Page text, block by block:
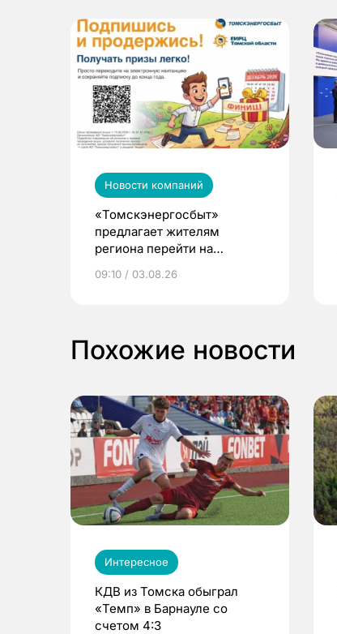
Новости компаний
«Томскэнергосбыт»
предлагает жителям
региона перейти на
выиграть призы
09:10 / 03.08.26
Похожие новости
Интересное
КДВ из Томска обыграл
«Темп» в Барнауле со
счетом 4:3